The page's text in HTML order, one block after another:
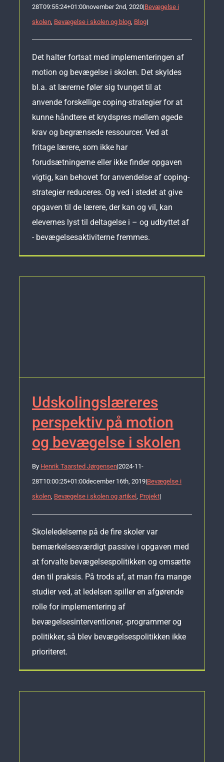
28T09:55:24+01:00november 2nd, 2020|Bevægelse i
skolen, Bevægelse i skolen og blog, Blog|
Det halter fortsat med implementeringen af
motion og bevægelse i skolen. Det skyldes
bl.a. at lærerne føler sig tvunget til at
anvende forskellige coping-strategier for at
kunne håndtere et krydspres mellem øgede
krav og begrænsede ressourcer. Ved at
fritage lærere, som ikke har
forudsætningerne eller ikke finder opgaven
vigtig, kan behovet for anvendelse af coping-
strategier reduceres. Og ved i stedet at give
opgaven til de lærere, der kan og vil, kan
elevernes lyst til deltagelse i – og udbyttet af
- bevægelsesaktiviterne fremmes.
Udskolingslæreres
perspektiv på motion
og bevægelse i skolen
By Henrik Taarsted Jørgensen|2024-11-
28T10:00:25+01:00december 16th, 2019|Bevægelse i
skolen, Bevægelse i skolen og artikel , Projekt|
Skoleledelserne på de fire skoler var
bemærkelsesværdigt passive i opgaven med
at forvalte bevægelsespolitikken og omsætte
den til praksis. På trods af, at man fra mange
studier ved, at ledelsen spiller en afgørende
rolle for implementering af
bevægelsesinterventioner, -programmer og
politikker, så blev bevægelsespolitikken ikke
prioriteret.